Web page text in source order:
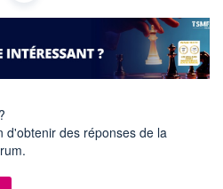
ACTIONNAIRES
d'obtenir des réponses de la